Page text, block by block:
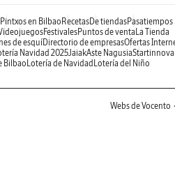
Pintxos en Bilbao RecetasDe tiendasPasatiempos
FestivalesPuntos de venta La Tienda
de esquíDirectorio de empresasOfertas
Navidad 2025JaiakAste NagusiaStartinnova
Bilbao Lotería de Navidad Lotería del Niño
Webs de Vocento